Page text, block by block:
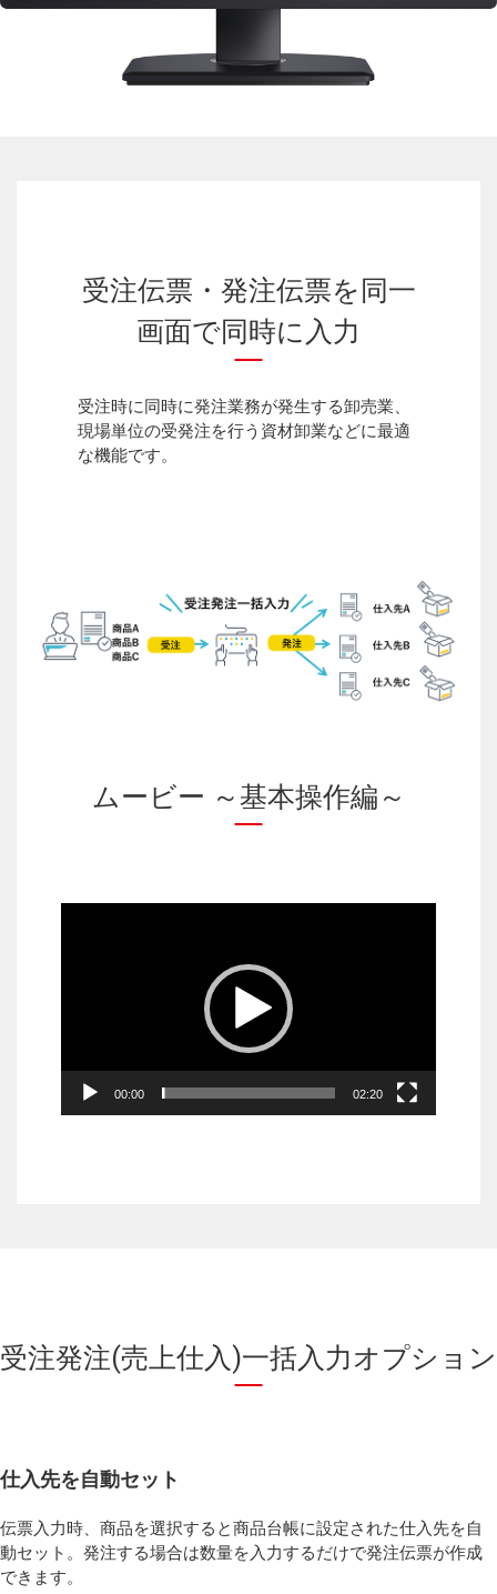
受注伝票・発注伝票を同一
画面で同時に入力
受注時に同時に発注業務が発生する卸売業、
現場単位の受発注を行う資材卸業などに最適
な機能です。
ムービー ～基本操作編～
00:00 02:20
受注発注(売上仕入)一括入力オプション
仕入先を自動セット
伝票入力時、商品を選択すると商品台帳に設定された仕入先を自
動セット。発注する場合は数量を入力するだけで発注伝票が作成
できます。